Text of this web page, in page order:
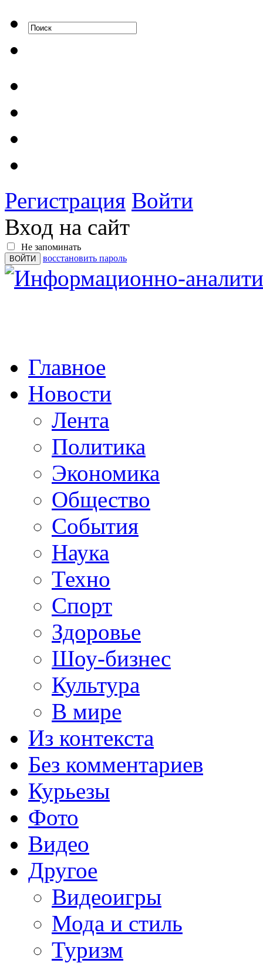
Регистрация Войти
Вход на сайт
Не запоминать
восстановить пароль
Главное
Новости
Лента
Политика
Экономика
Общество
События
Наука
Техно
Спорт
Здоровье
Шоу-бизнес
Культура
В мире
Из контекста
Без комментариев
Курьезы
Фото
Видео
Другое
Видеоигры
Мода и стиль
Туризм